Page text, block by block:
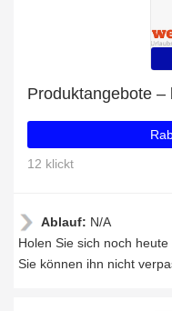
12 klickt
Ablauf: N/A
Holen Sie sich noch
Sie können ihn nicht